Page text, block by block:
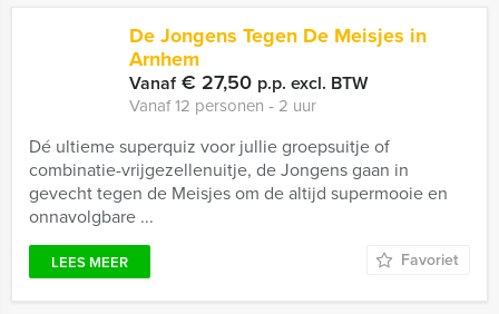
De Jongens Tegen De Meisjes in
Arnhem
Vanaf€ 27,50 p.p. excl. BTW
Vanaf 12 personen ‐ 2 uur
Dé ultieme superquiz voor jullie groepsuitje of
combinatie-vrijgezellenuitje, de Jongens gaan in
gevecht tegen de Meisjes om de altijd supermooie en
onnavolgbare ...
LEES MEER Favoriet